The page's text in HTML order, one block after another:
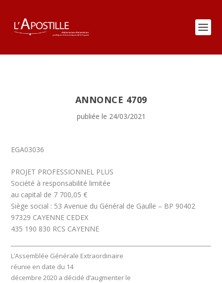
ANNONCE 4709
publiée le 24/03/2021
EGA03036
PROJET PROFESSIONNEL PLUS
Société à responsabilité limitée
au capital de 7 700,05 €
Siège social : 53 Avenue du Général de Gaulle – BP 90402
97329 CAYENNE CEDEX
435 190 830 RCS CAYENNE
L’Assemblée Générale Extraordinaire
réunie en date du 14
décembre 2020 a décidé d’augmenter le